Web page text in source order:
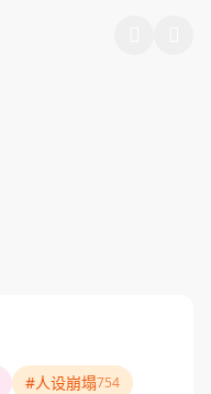
#人设崩塌754